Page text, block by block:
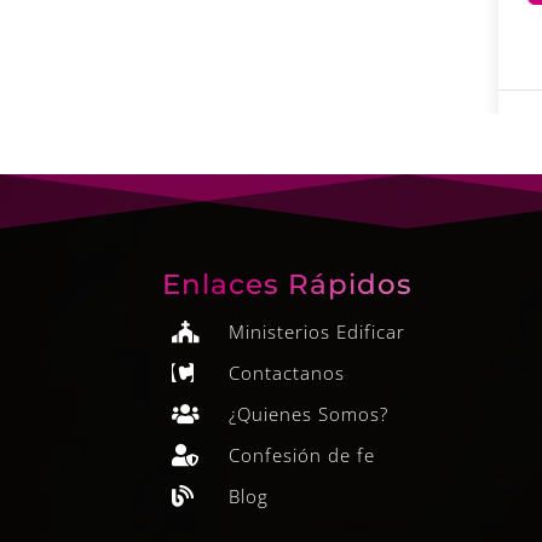
Enlaces Rápidos
 Ministerios Edificar
 Contactanos
 ¿Quienes Somos?
 Confesión de fe
 Blog